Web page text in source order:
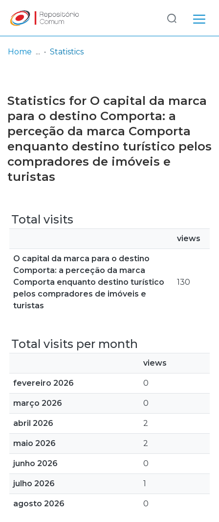
Browse repository
Entities
Log
In
(current)
Home Statistics
Statistics for O capital da marca
para o destino Comporta: a
perceção da marca Comporta
enquanto destino turístico pelos
compradores de imóveis e
turistas
Total visits
views
O capital da marca para o destino
Comporta: a perceção da marca
Comporta enquanto destino turístico
pelos compradores de imóveis e
turistas
130
Total visits per month
views
fevereiro 2026 0
março 2026 0
abril 2026 2
maio 2026 2
junho 2026 0
julho 2026 1
agosto 2026 0